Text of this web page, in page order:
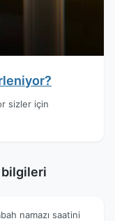
sizler için
bilgileri
namazı saatini